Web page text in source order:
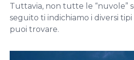
Tuttavia, non tutte le “nuvole”
seguito ti indichiamo i diversi
puoi trovare.